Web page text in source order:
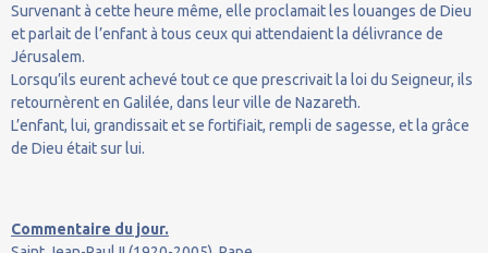
Survenant à cette heure même, elle proclamait les louanges de Dieu
et parlait de l’enfant à tous ceux qui attendaient la délivrance de
Jérusalem.
Lorsqu’ils eurent achevé tout ce que prescrivait la loi du Seigneur, ils
retournèrent en Galilée, dans leur ville de Nazareth.
L’enfant, lui, grandissait et se fortifiait, rempli de sagesse, et la grâce
de Dieu était sur lui.
Commentaire du jour.